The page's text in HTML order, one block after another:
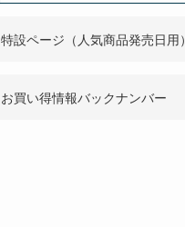
特設ページ（人気商品発売日用）
お買い得情報バックナンバー